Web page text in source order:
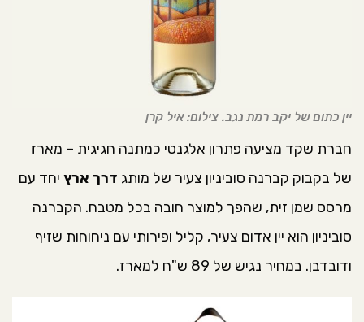
יין כתום של יקב רמת נגב. צילום: איל קרן
חברת שקד מציעה פתרון אלגנטי כמתנה חגיגית – מארז
של בקבוק קברנה סוביניון צעיר של מותג דרך ארץ יחד עם
מרסס שמן זית, שהפך למוצר חובה בכל מטבח. הקברנה
סוביניון הוא יין אדום צעיר, קליל ופירותי עם ניחוחות שזיף
ודובדבן. במחיר נגיש של 89 ש"ח למארז .